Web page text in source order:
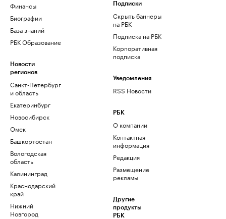
Финансы
Биографии
База знаний
РБК Образование
Новости
регионов
Санкт-Петербург
и область
Екатеринбург
Новосибирск
Омск
Башкортостан
Вологодская
область
Калининград
Краснодарский
край
Нижний
Новгород
Подписки
Скрыть баннеры
на РБК
Подписка на РБК
Корпоративная
подписка
Уведомления
RSS Новости
РБК
О компании
Контактная
информация
Редакция
Размещение
рекламы
Другие
продукты
РБК